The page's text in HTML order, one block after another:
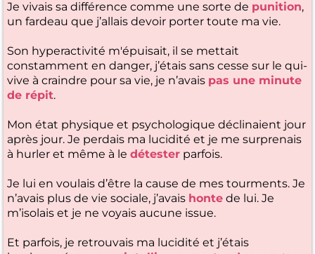
Je vivais sa différence comme une sorte de punition,
un fardeau que j’allais devoir porter toute ma vie.
Son hyperactivité m'épuisait, il se mettait
constamment en danger, j’étais sans cesse sur le qui-
vive à craindre pour sa vie, je n’avais pas une minute
de répit.
Mon état physique et psychologique déclinaient jour
après jour. Je perdais ma lucidité et je me surprenais
à hurler et même à le détester parfois.
Je lui en voulais d’être la cause de mes tourments. Je
n’avais plus de vie sociale, j’avais honte de lui. Je
m’isolais et je ne voyais aucune issue.
Et parfois, je retrouvais ma lucidité et j’étais